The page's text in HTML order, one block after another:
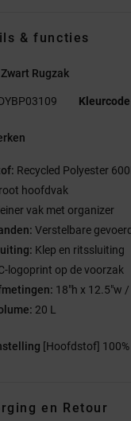
& functies
Rugzak
Kleurcode
Recycled Polyester
hoofdvak
vak met organizer
Verstelbare
Klep en ritssluiting
logoprint op de voorzak
18"h x 12.5"w
20 L
[Hoofdstof]
en Retour